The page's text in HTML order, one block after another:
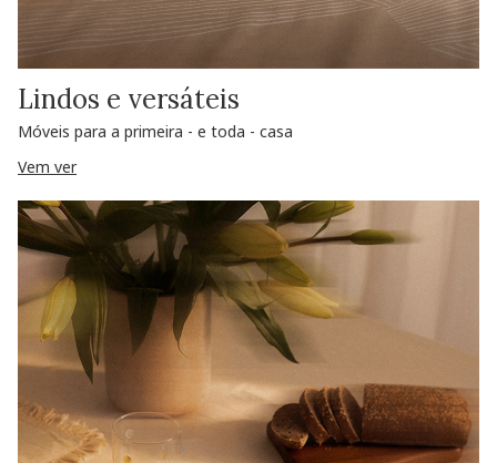
Lindos e versáteis
Móveis para a primeira - e toda - casa
Vem ver